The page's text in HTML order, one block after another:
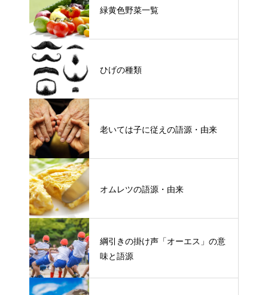
緑黄色野菜一覧
ひげの種類
老いては子に従えの語源・由来
オムレツの語源・由来
綱引きの掛け声「オーエス」の意
味と語源